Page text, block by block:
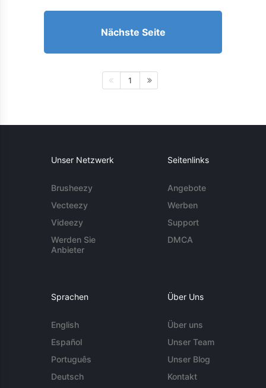
Nächste Seite
1
Unser Netzwerk
Brusheezy
Vecteezy
Videezy
Werden Sie
Anbieter
Seitenlinks
Angebote
Werben
Support
DMCA
Sprachen
English
Español
Português
Deutsch
Über Uns
Über uns
Unser Team
Unser Blog
Kontakt